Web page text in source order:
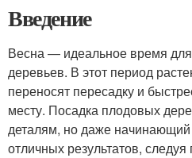
Введение
Весна — идеальное время
деревьев. В этот период
переносят пересадку и
месту. Посадка плодовых
деталям, но даже
отличных результатов,